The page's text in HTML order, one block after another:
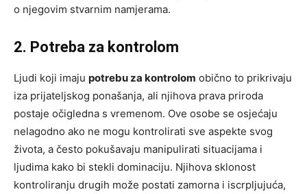
o njegovim stvarnim namjerama.
2. Potreba za kontrolom
Ljudi koji imaju potrebu za kontrolom obično to prikrivaju
iza prijateljskog ponašanja, ali njihova prava priroda
postaje očigledna s vremenom. Ove osobe se osjećaju
nelagodno ako ne mogu kontrolirati sve aspekte svog
života, a često pokušavaju manipulirati situacijama i
ljudima kako bi stekli dominaciju. Njihova sklonost
kontroliranju drugih može postati zamorna i iscrpljujuća,